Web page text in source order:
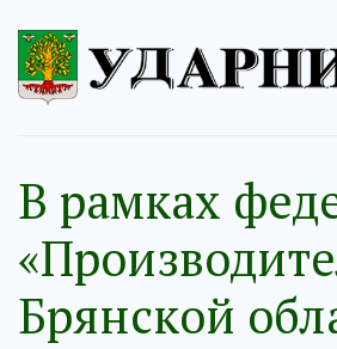
В рамках
Брянской